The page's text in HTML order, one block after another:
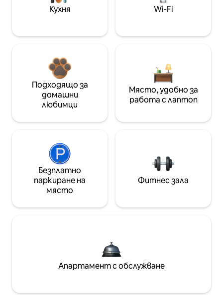
Кухня Wi-Fi
Подходящо за
домашни
любимци
Място, удобно за
работа с лаптоп
Безплатно
паркиране на
място
Фитнес зала
Апартамент с обслужване